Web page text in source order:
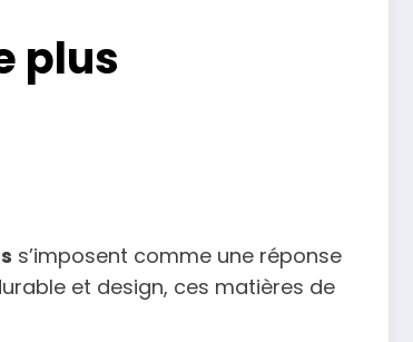
plus
s’imposent comme une réponse
et design, ces matières de